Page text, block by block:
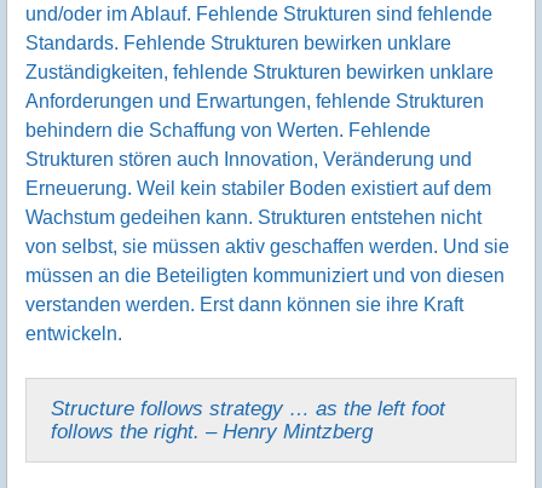
und/oder im Ablauf. Fehlende Strukturen sind fehlende
Standards. Fehlende Strukturen bewirken unklare
Zuständigkeiten, fehlende Strukturen bewirken unklare
Anforderungen und Erwartungen, fehlende Strukturen
behindern die Schaffung von Werten. Fehlende
Strukturen stören auch Innovation, Veränderung und
Erneuerung. Weil kein stabiler Boden existiert auf dem
Wachstum gedeihen kann. Strukturen entstehen nicht
von selbst, sie müssen aktiv geschaffen werden. Und sie
müssen an die Beteiligten kommuniziert und von diesen
verstanden werden. Erst dann können sie ihre Kraft
entwickeln.
Structure follows strategy … as the left foot
follows the right. – Henry Mintzberg